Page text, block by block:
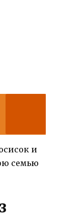
и
семью